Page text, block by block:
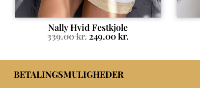
Nally Hvid Festkjole
339.00kr.249.00kr.
BETALINGSMULIGHEDER